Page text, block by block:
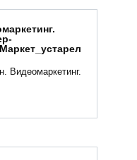
Видеомаркетинг.